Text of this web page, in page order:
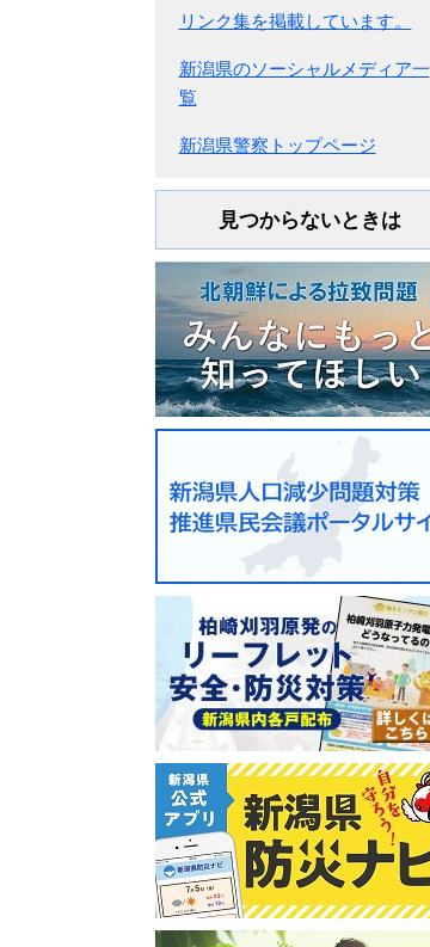
リンク集を掲載しています。
新潟県のソーシャルメディア一
覧
新潟県警察トップページ
見つからないときは